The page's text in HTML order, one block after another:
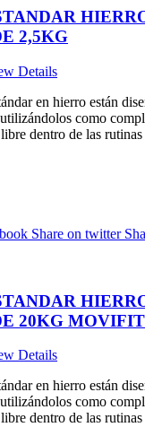
2,5KG
Details
en hierro están
como
dentro de las
Share on twitter
20KG MOVIFIT
Details
en hierro están
como
dentro de las